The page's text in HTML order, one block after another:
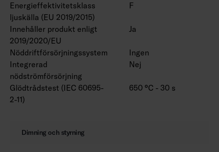
Energieffektivitetsklass
ljuskälla (EU 2019/2015)
F
Innehåller produkt enligt
2019/2020/EU
Ja
Nöddriftförsörjningssystem
Ingen
Integrerad
nödströmförsörjning
Nej
Glödtrådstest (IEC 60695-
2-11)
650 °C - 30 s
Dimning och styrning